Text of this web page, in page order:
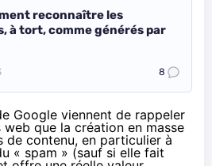
reconnaître les
à tort, comme générés par
8
Google viennent de rappeler
que la création en masse
de contenu, en particulier à
« spam » (sauf si elle fait